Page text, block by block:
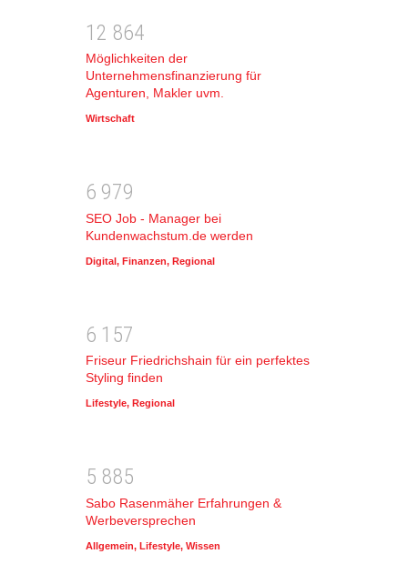
1 2 864
Möglichkeiten der
Unternehmensfinanzierung für
Agenturen, Makler uvm.
Wirtschaft
6 979
SEO Job - Manager bei
Kundenwachstum.de werden
Digital, Finanzen, Regional
6 1 57
Friseur Friedrichshain für ein perfektes
Styling finden
Lifestyle, Regional
5 885
Sabo Rasenmäher Erfahrungen &
Werbeversprechen
Allgemein, Lifestyle, Wissen